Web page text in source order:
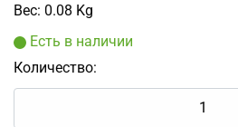
Вес: 0.08 Kg
Есть в наличии
Количество: